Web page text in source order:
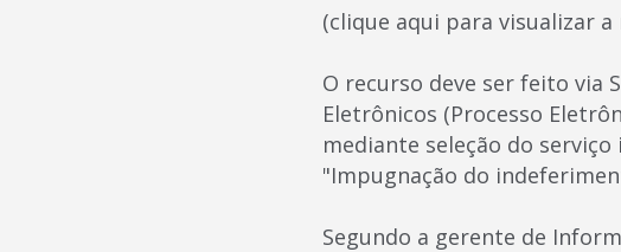
(clique aqui para visualizar a
O recurso deve ser feito via
Eletrônicos (Processo
mediante seleção do
"Impugnação do
Segundo a gerente de